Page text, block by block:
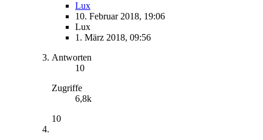
Lux
10. Februar 2018, 19:06
Lux
1. März 2018, 09:56
Antworten
10
Zugriffe
6,8k
10